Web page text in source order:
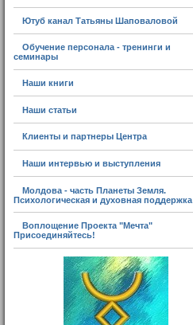
Ютуб канал Татьяны Шаповаловой
Обучение персонала - тренинги и
семинары
Наши книги
Наши статьи
Клиенты и партнеры Центра
Наши интервью и выступления
Молдова - часть Планеты Земля.
Психологическая и духовная поддержка
Воплощение Проекта "Мечта"
Присоединяйтесь!